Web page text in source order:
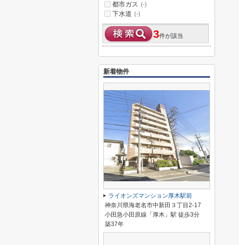
都市ガス (-)
下水道 (-)
3件が該当
新着物件
ライオンズマンション厚木駅前
神奈川県海老名市中新田３丁目2-17
小田急小田原線「厚木」駅 徒歩3分
築37年